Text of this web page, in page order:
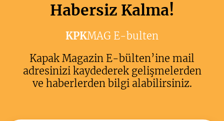
Habersiz Kalma!
KPKMAG E-bulten
Kapak Magazin E-bülten’ine mail
adresinizi kaydederek gelişmelerden
ve haberlerden bilgi alabilirsiniz.